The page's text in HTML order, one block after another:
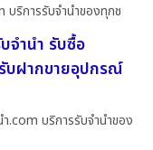
บริการรับจำนำของทุกช
จำนำ รับซื้อ
บฝากขายอุปกรณ์
.com บริการรับจำนำของ